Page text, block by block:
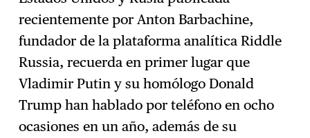
recientemente por Anton Barbachine,
fundador de la plataforma analítica Riddle
Russia, recuerda en primer lugar que
Vladimir Putin y su homólogo Donald
Trump han hablado por teléfono en ocho
ocasiones en un año, además de su